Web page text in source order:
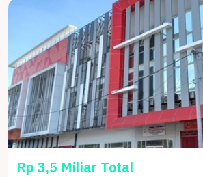
Rp 3,5 Miliar Total